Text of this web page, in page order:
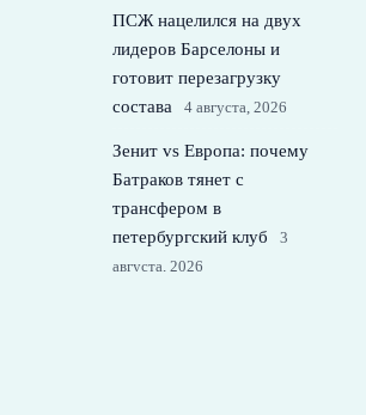
ПСЖ нацелился на двух
лидеров Барселоны и
готовит перезагрузку
состава
4 августа, 2026
Зенит vs Европа: почему
Батраков тянет с
трансфером в
петербургский клуб
3
августа, 2026